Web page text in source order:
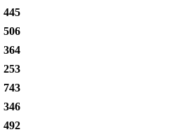
445
506
364
253
743
346
492